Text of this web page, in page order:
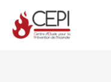
contenu